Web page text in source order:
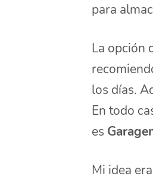
para
La opción
los días.
En todo
es
Mi idea